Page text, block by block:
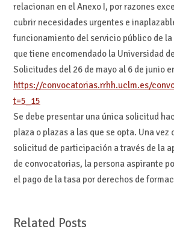
relacionan en el Anexo I, por razones
cubrir necesidades urgentes e
funcionamiento del servicio público de
que tiene encomendado la Universidad
Solicitudes del 26 de mayo al 6 de junio
https://convocatorias.rrhh.uclm.es/
t=5_15
Se debe presentar una única solicitud
plaza o plazas a las que se opta. Una
solicitud de participación a través de la
de convocatorias, la persona aspirante
el pago de la tasa por derechos de
Related Posts